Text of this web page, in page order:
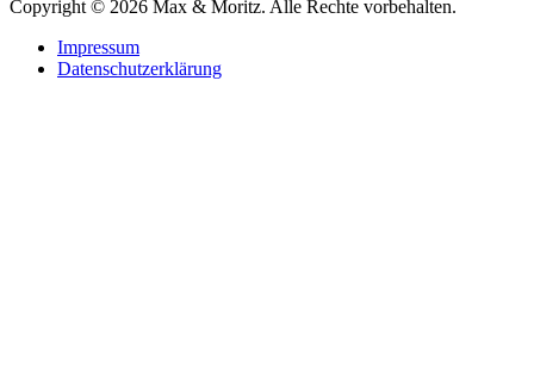
Copyright © 2026 Max & Moritz. Alle Rechte vorbehalten.
Impressum
Datenschutzerklärung